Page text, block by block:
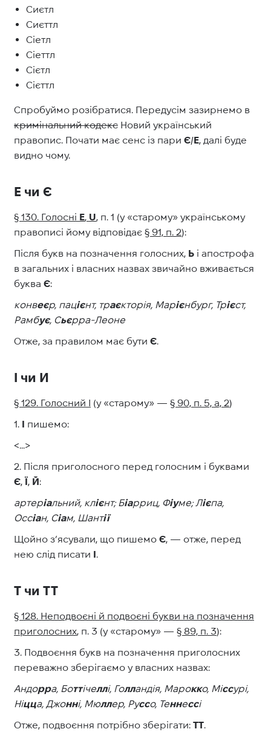
Сиєтл
Сиєттл
Сіетл
Сіеттл
Сієтл
Сієттл
Спробуймо розібратися. Передусім зазирнемо в
кримінальний кодекс Новий український
правопис. Почати має сенс із пари Є/Е, далі буде
видно чому.
Е чи Є
§ 130. Голосні E, U, п. 1 (у «старому» українському
правописі йому відповідає § 91, п. 2):
Після букв на позначення голосних, Ь і апострофа
в загальних і власних назвах звичайно вживається
буква Є:
конвеєр, пацієнт, траєкторія, Марієнбург, Трієст,
Рамбує, Сьєрра-Леоне
Отже, за правилом має бути Є.
І чи И
§ 129. Голосний І (у «старому» — § 90, п. 5, а, 2)
1. І пишемо:
<...>
2. Після приголосного перед голосним і буквами
Є, Ї, Й:
артеріальний, клієнт; Біарриц, Фіуме; Лієпа,
Оссіан, Сіам, Шантії
Щойно з’ясували, що пишемо Є, — отже, перед
нею слід писати І.
Т чи ТТ
§ 128. Неподвоєні й подвоєні букви на позначення
приголосних, п. 3 (у «старому» — § 89, п. 3):
3. Подвоєння букв на позначення приголосних
переважно зберігаємо у власних назвах:
Андорра, Боттічеллі, Голландія, Марокко, Міссурі,
Ніцца, Джонні, Мюллер, Руссо, Теннессі
Отже, подвоєння потрібно зберігати: ТТ.